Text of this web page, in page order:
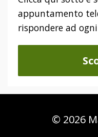
appuntamento
rispondere ad
© 2026